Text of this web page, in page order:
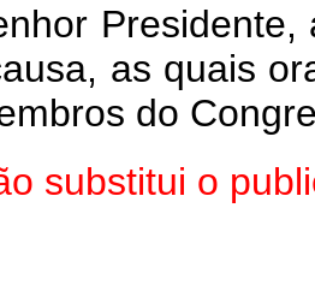
as quais
do
substitui o